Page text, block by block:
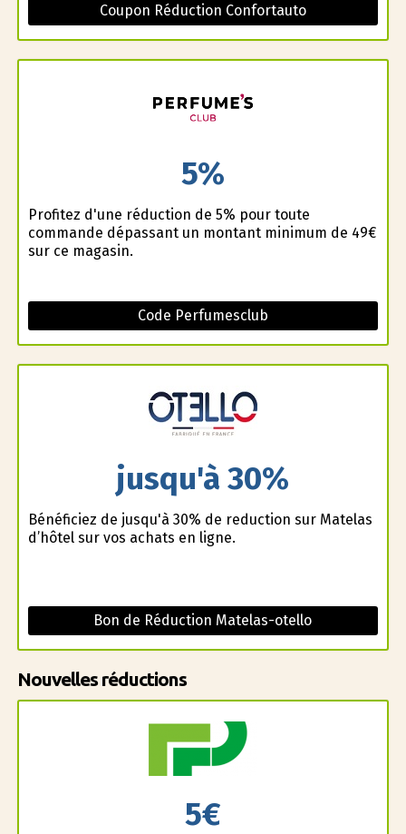
Coupon Réduction Confortauto
5%
Profitez d'une réduction de 5% pour toute
commande dépassant un montant minimum de 49€
sur ce magasin.
Code Perfumesclub
jusqu'à 30%
Bénéficiez de jusqu'à 30% de reduction sur Matelas
d’hôtel sur vos achats en ligne.
Bon de Réduction Matelas-otello
Nouvelles réductions
5€